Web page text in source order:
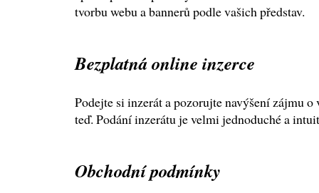
tvorbu webu a bannerů podle vašich představ.
Bezplatná online inzerce
Podejte si inzerát a pozorujte navýšení zájmu
teď. Podání inzerátu je velmi jednoduché a
Obchodní podmínky